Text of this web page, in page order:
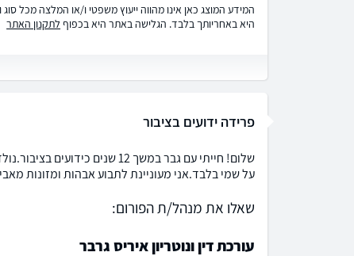
המידע המוצג כאן אינו מהווה ייעוץ משפטי ו/או המלצה מכל
היא באחריותך בלבד. הגלישה באתר היא בכפוף לתקנון האתר
פרידה ידועים בציבור
על שמי בלבד.אני מעוניינת לתבוע אבהות ומזונות
שאלו את מנהל/ת הפורום:
עורכת דין ונוטריון איריס גרבר